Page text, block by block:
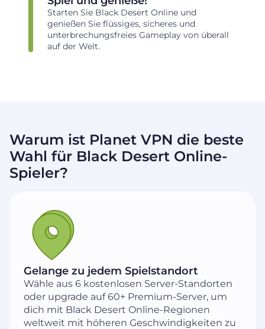
Starten Sie Black Desert Online und
genießen Sie flüssiges, sicheres und
unterbrechungsfreies Gameplay von überall
auf der Welt.
Warum ist Planet VPN die beste
Wahl für Black Desert Online-
Spieler?
Gelange zu jedem Spielstandort
Wähle aus 6 kostenlosen Server-Standorten
oder upgrade auf 60+ Premium-Server, um
dich mit Black Desert Online-Regionen
weltweit mit höheren Geschwindigkeiten zu